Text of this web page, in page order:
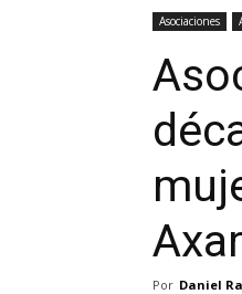
Asociaciones
Por Daniel